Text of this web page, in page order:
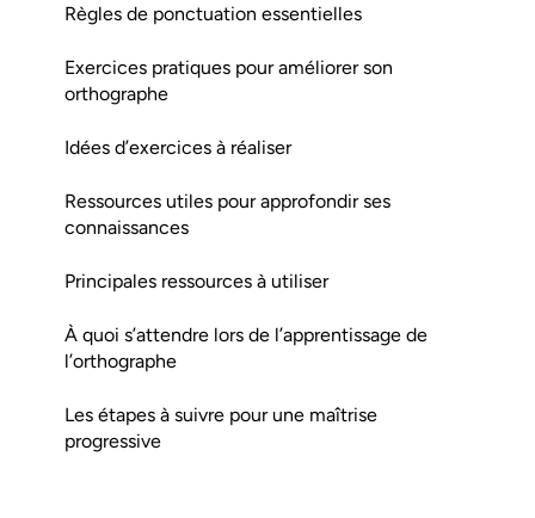
Règles de ponctuation essentielles
Exercices pratiques pour améliorer son
orthographe
Idées d’exercices à réaliser
Ressources utiles pour approfondir ses
connaissances
Principales ressources à utiliser
À quoi s’attendre lors de l’apprentissage de
l’orthographe
Les étapes à suivre pour une maîtrise
progressive